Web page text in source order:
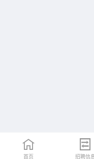
首页 招聘信